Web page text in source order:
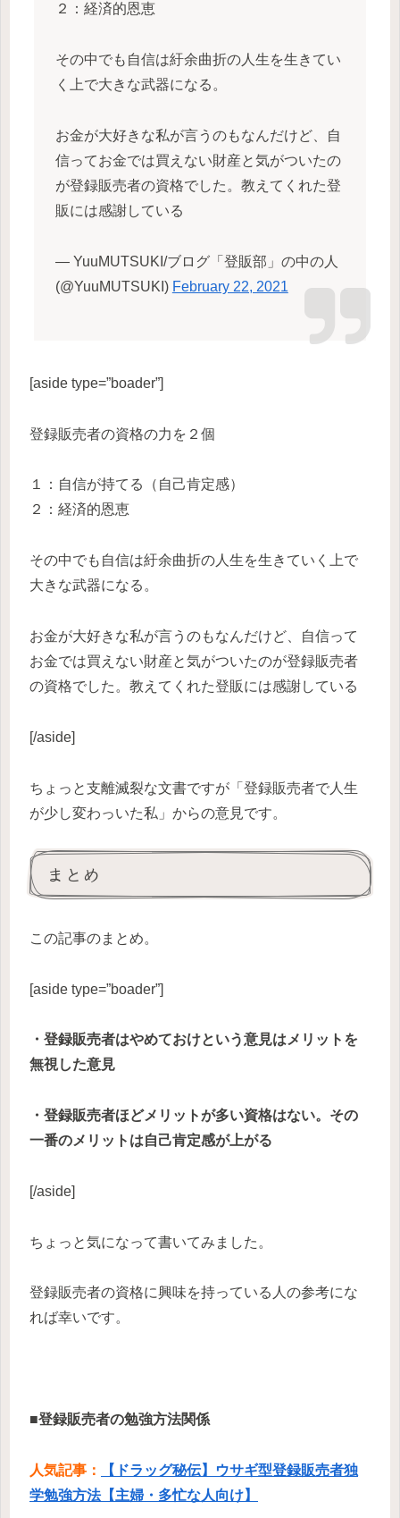
２：経済的恩恵
その中でも自信は紆余曲折の人生を生きてい
く上で大きな武器になる。
お金が大好きな私が言うのもなんだけど、自
信ってお金では買えない財産と気がついたの
が登録販売者の資格でした。教えてくれた登
販には感謝している
— YuuMUTSUKI/ブログ「登販部」の中の人
(@YuuMUTSUKI) February 22, 2021
[aside type=”boader”]
登録販売者の資格の力を２個
１：自信が持てる（自己肯定感）
２：経済的恩恵
その中でも自信は紆余曲折の人生を生きていく上で
大きな武器になる。
お金が大好きな私が言うのもなんだけど、自信って
お金では買えない財産と気がついたのが登録販売者
の資格でした。教えてくれた登販には感謝している
[/aside]
ちょっと支離滅裂な文書ですが「登録販売者で人生
が少し変わっいた私」からの意見です。
まとめ
この記事のまとめ。
[aside type=”boader”]
・登録販売者はやめておけという意見はメリットを
無視した意見
・登録販売者ほどメリットが多い資格はない。その
一番のメリットは自己肯定感が上がる
[/aside]
ちょっと気になって書いてみました。
登録販売者の資格に興味を持っている人の参考にな
れば幸いです。
■登録販売者の勉強方法関係
人気記事：
【ドラッグ秘伝】ウサギ型登録販売者独
学勉強方法【主婦・多忙な人向け】